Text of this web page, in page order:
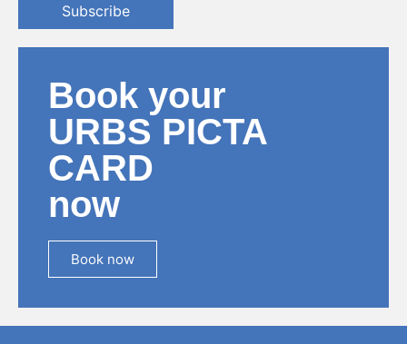
Subscribe
Book your
URBS PICTA
CARD
now
Book now